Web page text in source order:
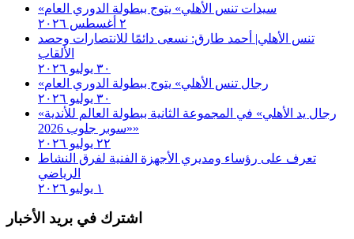
«سيدات تنس الأهلي» يتوج ببطولة الدوري العام
٢ أغسطس ٢٠٢٦
تنس الأهلي| أحمد طارق: نسعى دائمًا للانتصارات وحصد
الألقاب
٣٠ يوليو ٢٠٢٦
«رجال تنس الأهلي» يتوج ببطولة الدوري العام
٣٠ يوليو ٢٠٢٦
«رجال يد الأهلي» في المجموعة الثانية ببطولة العالم للأندية
«سوبر جلوب 2026»
٢٢ يوليو ٢٠٢٦
تعرف على رؤساء ومديري الأجهزة الفنية لفرق النشاط
الرياضي
١ يوليو ٢٠٢٦
اشترك في بريد الأخبار